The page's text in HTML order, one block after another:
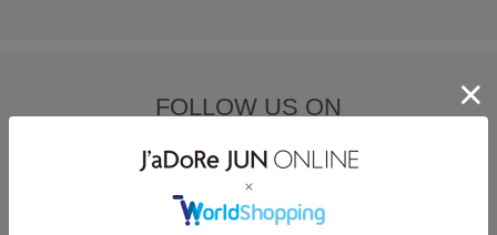
FOLLOW US ON